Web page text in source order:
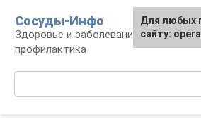
контенту
Сосуды-Инфо
Здоровье и заболевания сосудов и
профилактика
Для любых
сайту: